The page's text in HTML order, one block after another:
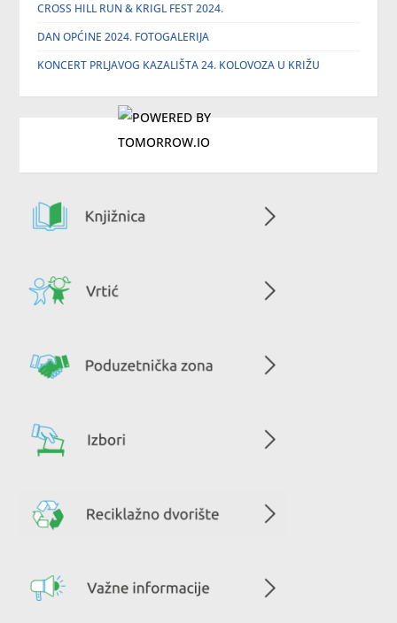
CROSS HILL RUN & KRIGL FEST 2024.
DAN OPĆINE 2024. FOTOGALERIJA
KONCERT PRLJAVOG KAZALIŠTA 24. KOLOVOZA U KRIŽU